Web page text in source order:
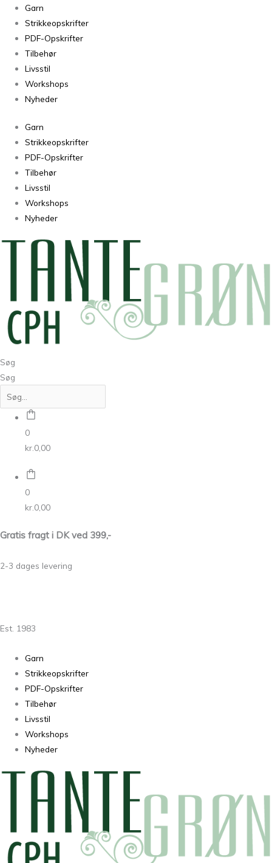
Garn
Strikkeopskrifter
PDF-Opskrifter
Tilbehør
Livsstil
Workshops
Nyheder
Garn
Strikkeopskrifter
PDF-Opskrifter
Tilbehør
Livsstil
Workshops
Nyheder
Søg
Søg
0
kr. 0,00
0
kr. 0,00
Gratis fragt i DK ved 399,-
2-3 dages levering
Est. 1983
Garn
Strikkeopskrifter
PDF-Opskrifter
Tilbehør
Livsstil
Workshops
Nyheder